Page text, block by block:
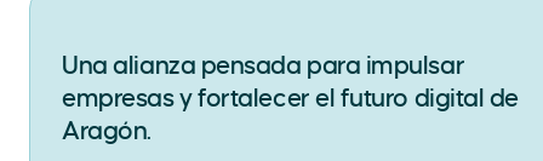
Una alianza pensada para impulsar
empresas y fortalecer el futuro digital de
Aragón.